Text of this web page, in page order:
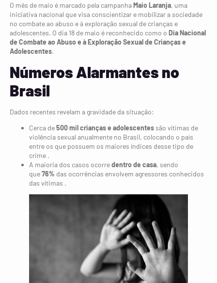
O mês de maio é marcado pela campanha Maio Laranja, uma
iniciativa nacional que visa conscientizar e mobilizar a sociedade
no combate ao abuso e à exploração sexual de crianças e
adolescentes. O dia 18 de maio é reconhecido como o Dia Nacional
de Combate ao Abuso e à Exploração Sexual de Crianças e
Adolescentes.
Números Alarmantes no
Brasil
Dados recentes revelam a gravidade da situação:
Cerca de500 mil crianças e adolescentes são vítimas de
violência sexual anualmente no Brasil, colocando o país
entre os que possuem os maiores índices desse tipo de
crime .
A maioria dos casos ocorredentro de casa, sendo
que76% das ocorrências envolvem agressores conhecidos
das vítimas .